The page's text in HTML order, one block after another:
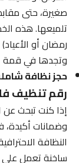
صغيرة، حتى مقابض
تلميعها. هذه
رمضان أو
وتجدها في قمة
حجز نظافة شاملة:
رقم تنظيف
إذا كنت تبحث عن
وضمانات أكيدة،
النظافة
ساخنة تعمل على